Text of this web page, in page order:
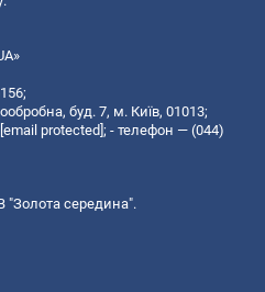
буд. 7, м. Київ, 01013;
[email protected]; - телефон — (044)
"Золота середина".